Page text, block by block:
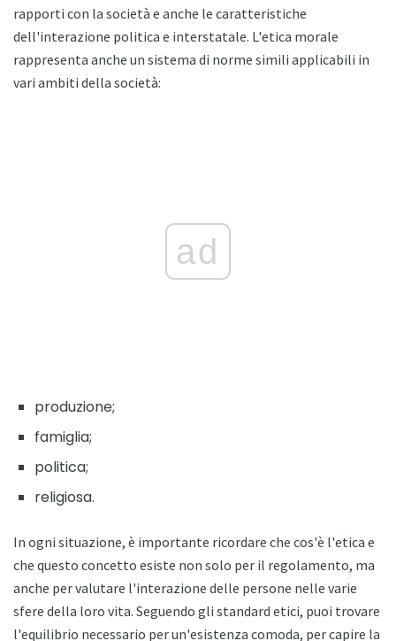
rapporti con la società e anche le caratteristiche
dell'interazione politica e interstatale. L'etica morale
rappresenta anche un sistema di norme simili applicabili in
vari ambiti della società:
ad
produzione;
famiglia;
politica;
religiosa.
In ogni situazione, è importante ricordare che cos'è l'etica e
che questo concetto esiste non solo per il regolamento, ma
anche per valutare l'interazione delle persone nelle varie
sfere della loro vita. Seguendo gli standard etici, puoi trovare
l'equilibrio necessario per un'esistenza comoda, per capire la